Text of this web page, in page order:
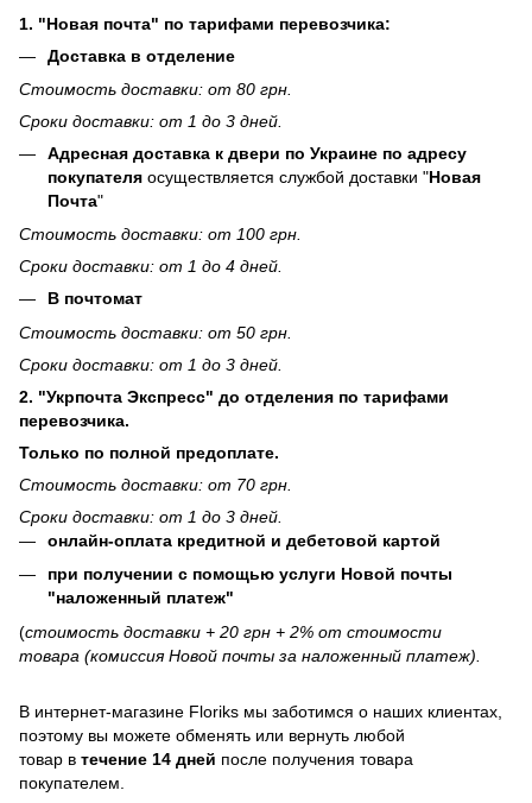
1. "Новая почта" по тарифами перевозчика:
Доставка в отделение
Стоимость доставки: от 80 грн.
Сроки доставки: от 1 до 3 дней.
Адресная доставка к двери по Украине по адресу
покупателя осуществляется службой доставки "Новая
Почта"
Стоимость доставки: от 100 грн.
Сроки доставки: от 1 до 4 дней.
В почтомат
Стоимость доставки: от 50 грн.
Сроки доставки: от 1 до 3 дней.
2. "Укрпочта Экспресс" до отделения по тарифами
перевозчика.
Только по полной предоплате.
Стоимость доставки: от 70 грн.
Сроки доставки: от 1 до 3 дней.
онлайн-оплата кредитной и дебетовой картой
при получении с помощью услуги Новой почты
"наложенный платеж"
(стоимость доставки + 20 грн + 2% от стоимости
товара (комиссия Новой почты за наложенный платеж).
В интернет-магазине Floriks мы заботимся о наших клиентах,
поэтому вы можете обменять или вернуть любой
товар в течение 14 дней после получения товара
покупателем.